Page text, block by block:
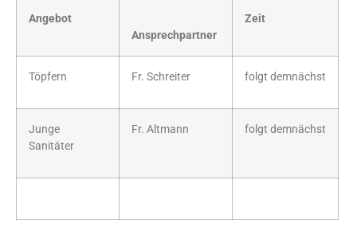
Angebot
Ansprechpartner
Zeit
Töpfern Fr. Schreiter folgt demnächst
Junge
Sanitäter
Fr. Altmann folgt demnächst